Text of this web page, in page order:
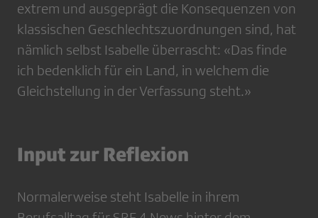
extrem und ausgeprägt die Konsequenzen von
klassischen Geschlechtszuordnungen sind, hat
nämlich selbst Isabelle überrascht: «Das finde
ich bedenklich für ein Land, in welchem die
Gleichstellung in der Verfassung steht.»
Input zur Reflexion
Normalerweise steht Isabelle in ihrem